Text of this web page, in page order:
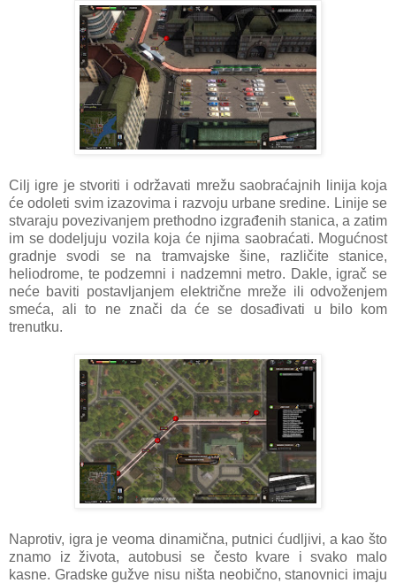
Cilj igre je stvoriti i održavati mrežu saobraćajnih linija koja
će odoleti svim izazovima i razvoju urbane sredine. Linije se
stvaraju povezivanjem prethodno izgrađenih stanica, a zatim
im se dodeljuju vozila koja će njima saobraćati. Mogućnost
gradnje svodi se na tramvajske šine, različite stanice,
heliodrome, te podzemni i nadzemni metro. Dakle, igrač se
neće baviti postavljanjem električne mreže ili odvoženjem
smeća, ali to ne znači da će se dosađivati u bilo kom
trenutku.
Naprotiv, igra je veoma dinamična, putnici ćudljivi, a kao što
znamo iz života, autobusi se često kvare i svako malo
kasne. Gradske gužve nisu ništa neobično, stanovnici imaju